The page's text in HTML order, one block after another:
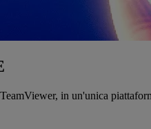
in un'unica